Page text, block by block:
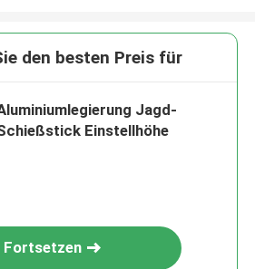
den besten Preis für
Jagd-
Einstellhöhe
Fortsetzen